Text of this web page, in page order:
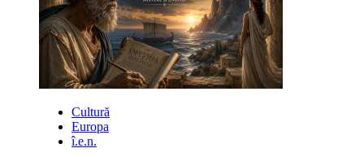
Cultură
Europa
î.e.n.